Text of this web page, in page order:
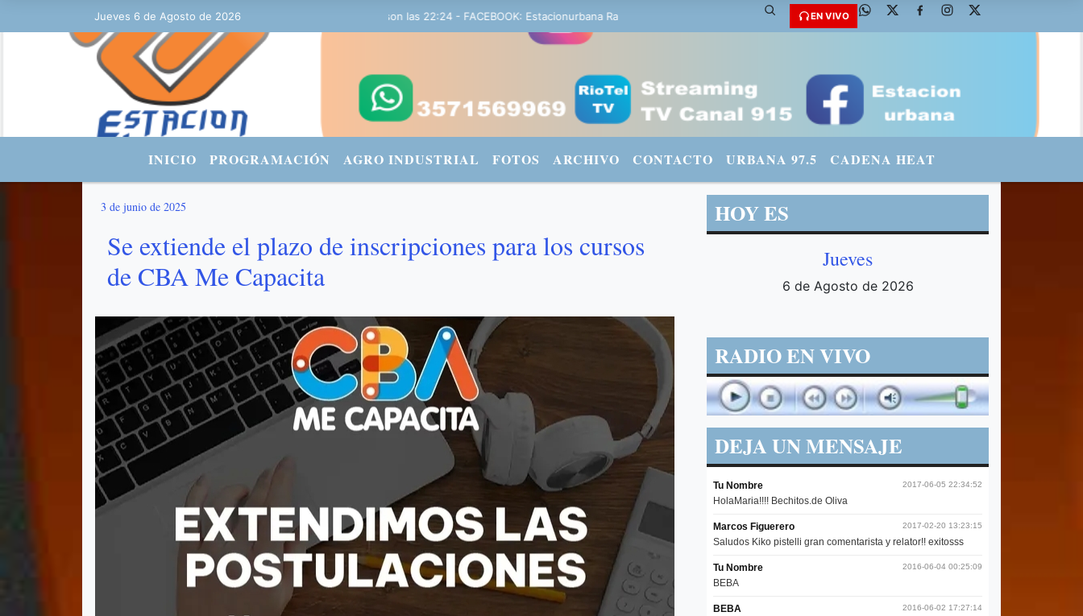
Jueves 6 de Agosto de 2026
Hoy es Jueves 6 de Agosto de 2026 y son las 22:24 - FACEBOOK: Estacionurbana Radiourbana - TWITTER: @fmradiourbana - INSTAGRAM: urbanario3 WHATSAPP: 3571569969
EN VIVO
INICIO PROGRAMACIÓN AGRO INDUSTRIAL FOTOS ARCHIVO CONTACTO URBANA 97.5 CADENA HEAT
3 de junio de 2025
Se extiende el plazo de inscripciones para los cursos
de CBA Me Capacita
HOY ES
Jueves
6 de Agosto de 2026
RADIO EN VIVO
DEJA UN MENSAJE